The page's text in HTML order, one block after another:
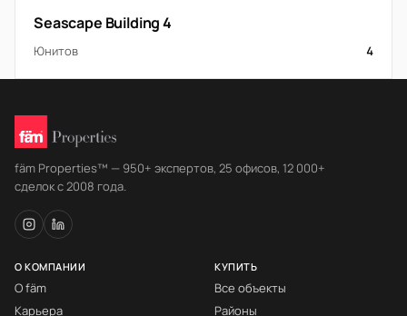
Seascape Building 4
Юнитов 4
fäm Properties™ — 950+ экспертов, 25 офисов, 12 000+
сделок с 2008 года.
О КОМПАНИИ
О fäm
Карьера
КУПИТЬ
Все объекты
Районы